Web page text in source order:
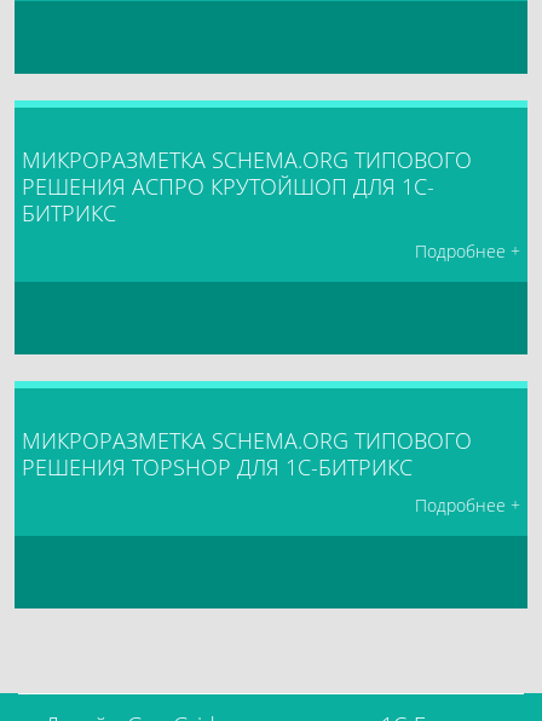
МИКРОРАЗМЕТКА SCHEMA.ORG ТИПОВОГО
РЕШЕНИЯ АСПРО КРУТОЙШОП ДЛЯ 1С-
БИТРИКС
Подробнее +
МИКРОРАЗМЕТКА SCHEMA.ORG ТИПОВОГО
РЕШЕНИЯ TOPSHOP ДЛЯ 1С-БИТРИКС
Подробнее +